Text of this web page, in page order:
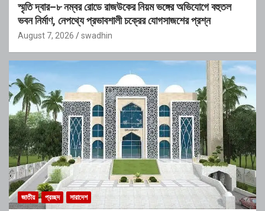
স্মৃতি দ্বার–৮ নম্বর রোডে রাজউকের নিয়ম ভঙ্গের অভিযোগে বহুতল
ভবন নির্মাণ, নেপথ্যে প্রভাবশালী চক্রের যোগসাজশের প্রশ্ন
August 7, 2026 swadhin
জাতীয় প্রচ্ছদ সারাদেশ